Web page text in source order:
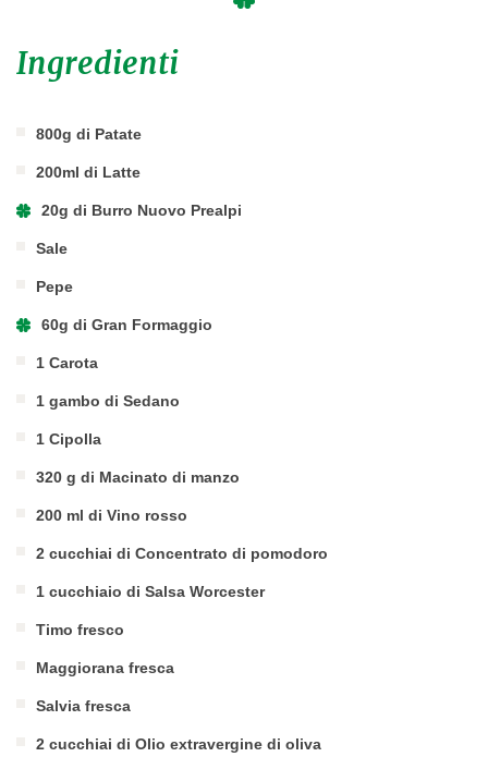
Ingredienti
800g di Patate
200ml di Latte
20g di Burro Nuovo Prealpi
Sale
Pepe
60g di Gran Formaggio
1 Carota
1 gambo di Sedano
1 Cipolla
320 g di Macinato di manzo
200 ml di Vino rosso
2 cucchiai di Concentrato di pomodoro
1 cucchiaio di Salsa Worcester
Timo fresco
Maggiorana fresca
Salvia fresca
2 cucchiai di Olio extravergine di oliva